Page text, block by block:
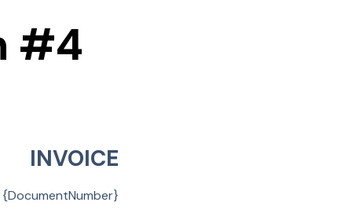
#4
INVOICE
{DocumentNumber}